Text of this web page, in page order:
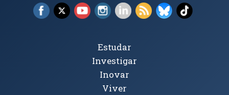
Facebook (abre em nova janela)
X (abre em nova janela)
YouTube (abre em nova janela)
Instagram (abre em nova janela)
LinkedIn (abre em nova
RSS (abre em nova
Bluesky (abre
TikTok
Tópicos Principais
Estudar
Investigar
Inovar
Viver